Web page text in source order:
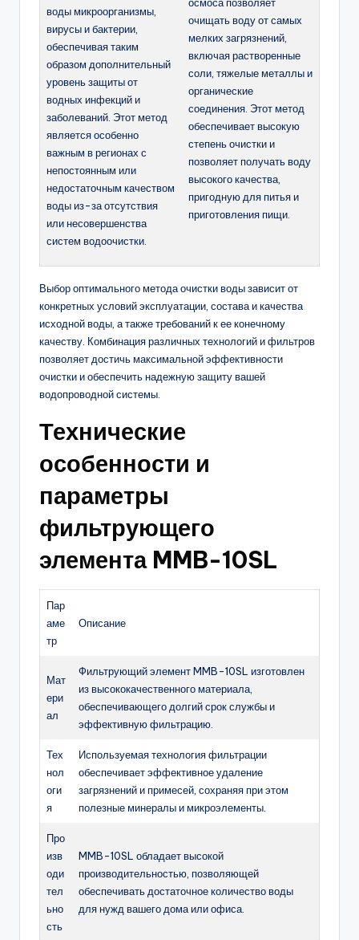
воды микроорганизмы,
вирусы и бактерии,
обеспечивая таким
образом дополнительный
уровень защиты от
водных инфекций и
заболеваний. Этот метод
является особенно
важным в регионах с
непостоянным или
недостаточным качеством
воды из-за отсутствия
или несовершенства
систем водоочистки.
очищать воду от самых
мелких загрязнений,
включая растворенные
соли, тяжелые металлы и
органические
соединения. Этот метод
обеспечивает высокую
степень очистки и
позволяет получать воду
высокого качества,
пригодную для питья и
приготовления пищи.
Выбор оптимального метода очистки воды зависит от
конкретных условий эксплуатации, состава и качества
исходной воды, а также требований к ее конечному
качеству. Комбинация различных технологий и фильтров
позволяет достичь максимальной эффективности
очистки и обеспечить надежную защиту вашей
водопроводной системы.
Технические
особенности и
параметры
фильтрующего
элемента MMB-10SL
Пар
аме
тр
Описание
Мат
ери
ал
Фильтрующий элемент MMB-10SL изготовлен
из высококачественного материала,
обеспечивающего долгий срок службы и
эффективную фильтрацию.
Тех
нол
оги
я
Используемая технология фильтрации
обеспечивает эффективное удаление
загрязнений и примесей, сохраняя при этом
полезные минералы и микроэлементы.
Про
изв
оди
тел
ьно
сть
MMB-10SL обладает высокой
производительностью, позволяющей
обеспечивать достаточное количество воды
для нужд вашего дома или офиса.